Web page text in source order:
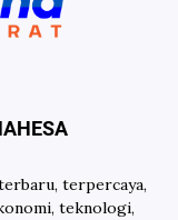
terpercaya,
teknologi,